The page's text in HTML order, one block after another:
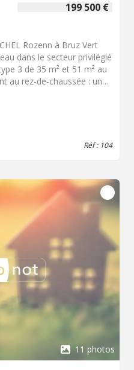
199 500 €
Rozenn à Bruz Vert
dans le secteur privilégié
3 de 35 m² et 51 m² au
au rez-de-chaussée : une
A l'étage : l'espace nuit se
salle de bain et une
et parking.
des plages de sable fin,
Réf : 104
11 photos